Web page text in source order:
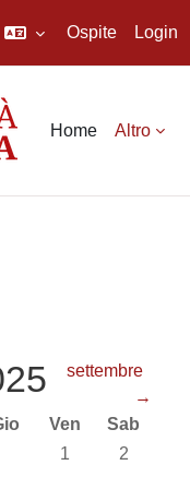
Ospite Login
Home Altro
settembre
→
Venerdì
Ven Sabato
Sab
Nessun evento,
1 Nessun
2